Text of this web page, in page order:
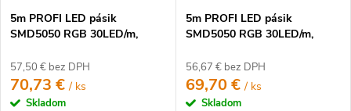
5m PROFI LED pásik
SMD5050 RGB 30LED/m,
sada
57,50 € bez DPH
70,73 €/ ks
Skladom
5m PROFI LED pásik
SMD5050 RGB 30LED/m,
sada
56,67 € bez DPH
69,70 €/ ks
Skladom